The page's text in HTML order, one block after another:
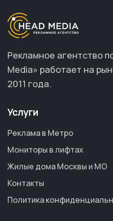
Рекламное агентство
Media» работает на
2011 года.
Услуги
Реклама в Метро
Мониторы в лифтах
Жилые дома Москвы и МО
Контакты
Политика